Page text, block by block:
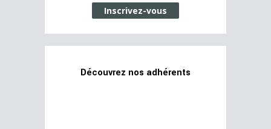
Inscrivez-vous
Découvrez nos adhérents